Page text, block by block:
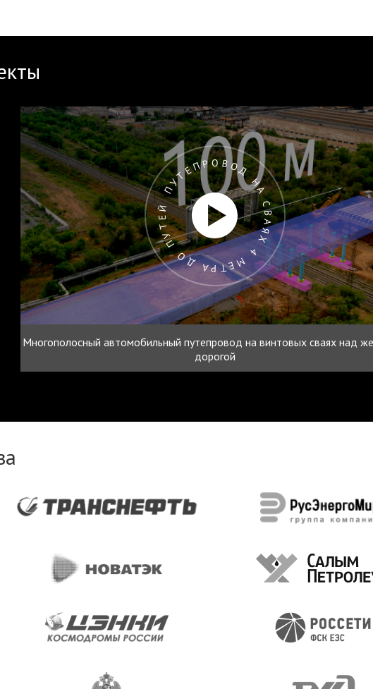
ПУТЕПРОВОД НА СВАЯХ 4 МЕТРА ДО ПУТЕЙ
Многополосный автомобильный путепровод на винтовых сваях над
дорогой